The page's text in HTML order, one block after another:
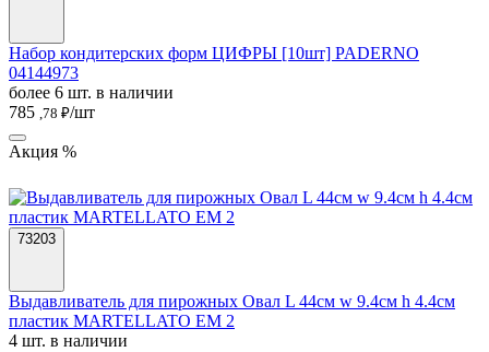
Набор кондитерских форм ЦИФРЫ [10шт] PADERNO
04144973
более 6 шт. в наличии
785 ,78 ₽/шт
Акция %
73203
Выдавливатель для пирожных Овал L 44см w 9.4см h 4.4см
пластик MARTELLATO EM 2
4 шт. в наличии